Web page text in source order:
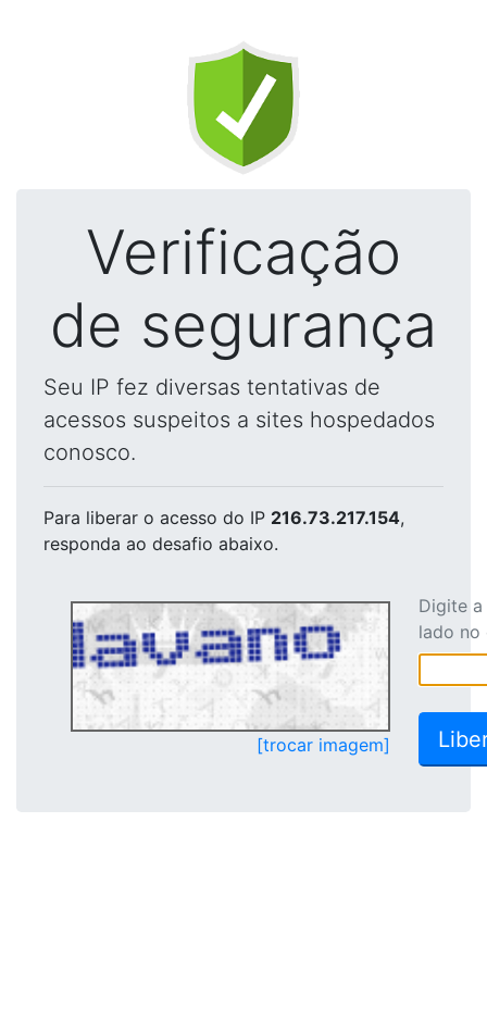
Verificação
de segurança
Seu IP fez diversas tentativas de
acessos suspeitos a sites hospedados
conosco.
Para liberar o acesso do IP 216.73.217.154,
responda ao desafio abaixo.
[trocar imagem]
Digite
lado no